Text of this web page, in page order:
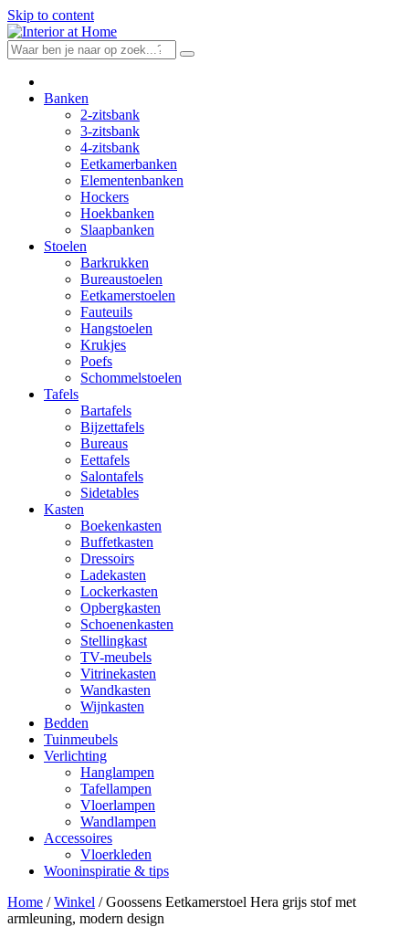
Skip to content
Banken
2-zitsbank
3-zitsbank
4-zitsbank
Eetkamerbanken
Elementenbanken
Hockers
Hoekbanken
Slaapbanken
Stoelen
Barkrukken
Bureaustoelen
Eetkamerstoelen
Fauteuils
Hangstoelen
Krukjes
Poefs
Schommelstoelen
Tafels
Bartafels
Bijzettafels
Bureaus
Eettafels
Salontafels
Sidetables
Kasten
Boekenkasten
Buffetkasten
Dressoirs
Ladekasten
Lockerkasten
Opbergkasten
Schoenenkasten
Stellingkast
TV-meubels
Vitrinekasten
Wandkasten
Wijnkasten
Bedden
Tuinmeubels
Verlichting
Hanglampen
Tafellampen
Vloerlampen
Wandlampen
Accessoires
Vloerkleden
Wooninspiratie & tips
Home /Winkel /Goossens Eetkamerstoel Hera grijs stof met
armleuning, modern design